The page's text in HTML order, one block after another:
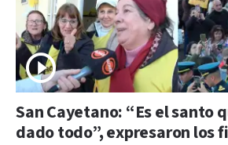
San Cayetano: “Es el santo
dado todo”, expresaron los